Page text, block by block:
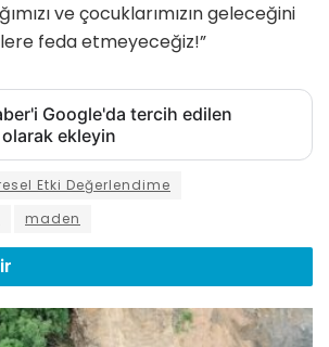
ve çocuklarımızın geleceğini
feda etmeyeceğiz!”
Google'da tercih edilen
ekleyin
Etki Değerlendime
maden